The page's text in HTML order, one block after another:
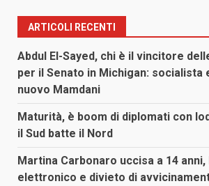
ARTICOLI RECENTI
Abdul El-Sayed, chi è il vincitore
per il Senato in Michigan: socialista
nuovo Mamdani
Maturità, è boom di diplomati con
il Sud batte il Nord
Martina Carbonaro uccisa a 14
elettronico e divieto di